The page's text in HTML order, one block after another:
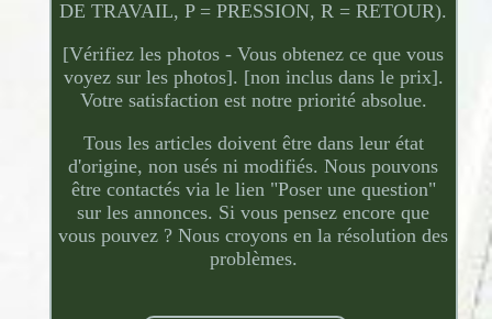
DE TRAVAIL, P = PRESSION, R = RETOUR).
[Vérifiez les photos - Vous obtenez ce que vous
voyez sur les photos]. [non inclus dans le prix].
Votre satisfaction est notre priorité absolue.
Tous les articles doivent être dans leur état
d'origine, non usés ni modifiés. Nous pouvons
être contactés via le lien "Poser une question"
sur les annonces. Si vous pensez encore que
vous pouvez ? Nous croyons en la résolution des
problèmes.